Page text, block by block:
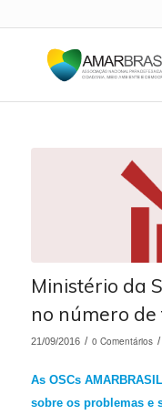
Ministério da
no número
21/09/2016 / 0 Comentários /
As OSCs
sobre os problemas e